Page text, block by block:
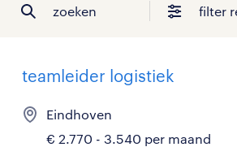
zoeken filter
teamleider logistiek
Eindhoven
€ 2.770 - 3.540 per maand